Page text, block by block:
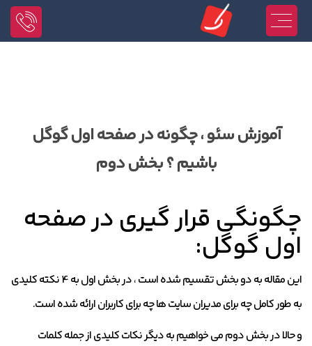
آموزش سئو ، چگونه در صفحه اول گوگل
باشیم ؟ بخش دوم
چگونگی قرار گیری در صفحه
اول گوگل:
این مقاله به دو بخش تقسیم شده است ، در بخش اول به 4 نکته کلیدی
به طور کامل چه برای مدیران سایت ها چه برای کاربران ارائه شده است.
و حالا در بخش دوم می خواهیم به دیگر نکات کلیدی از جمله کلمات